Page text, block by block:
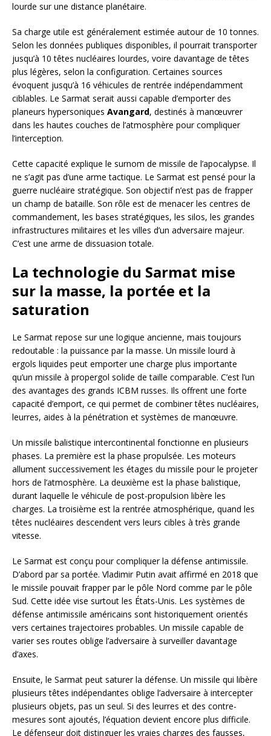
lourde sur une distance planétaire.
Sa charge utile est généralement estimée autour de 10 tonnes.
Selon les données publiques disponibles, il pourrait transporter
jusqu’à 10 têtes nucléaires lourdes, voire davantage de têtes
plus légères, selon la configuration. Certaines sources
évoquent jusqu’à 16 véhicules de rentrée indépendamment
ciblables. Le Sarmat serait aussi capable d’emporter des
planeurs hypersoniques Avangard, destinés à manœuvrer
dans les hautes couches de l’atmosphère pour compliquer
l’interception.
Cette capacité explique le surnom de missile de l’apocalypse. Il
ne s’agit pas d’une arme tactique. Le Sarmat est pensé pour la
guerre nucléaire stratégique. Son objectif n’est pas de frapper
un champ de bataille. Son rôle est de menacer les centres de
commandement, les bases stratégiques, les silos, les grandes
infrastructures militaires et les villes d’un adversaire majeur.
C’est une arme de dissuasion totale.
La technologie du Sarmat mise
sur la masse, la portée et la
saturation
Le Sarmat repose sur une logique ancienne, mais toujours
redoutable : la puissance par la masse. Un missile lourd à
ergols liquides peut emporter une charge plus importante
qu’un missile à propergol solide de taille comparable. C’est l’un
des avantages des grands ICBM russes. Ils offrent une forte
capacité d’emport, ce qui permet de combiner têtes nucléaires,
leurres, aides à la pénétration et systèmes de manœuvre.
Un missile balistique intercontinental fonctionne en plusieurs
phases. La première est la phase propulsée. Les moteurs
allument successivement les étages du missile pour le projeter
hors de l’atmosphère. La deuxième est la phase balistique,
durant laquelle le véhicule de post-propulsion libère les
charges. La troisième est la rentrée atmosphérique, quand les
têtes nucléaires descendent vers leurs cibles à très grande
vitesse.
Le Sarmat est conçu pour compliquer la défense antimissile.
D’abord par sa portée. Vladimir Putin avait affirmé en 2018 que
le missile pouvait frapper par le pôle Nord comme par le pôle
Sud. Cette idée vise surtout les États-Unis. Les systèmes de
défense antimissile américains sont historiquement orientés
vers certaines trajectoires probables. Un missile capable de
varier ses routes oblige l’adversaire à surveiller davantage
d’axes.
Ensuite, le Sarmat peut saturer la défense. Un missile qui libère
plusieurs têtes indépendantes oblige l’adversaire à intercepter
plusieurs objets, pas un seul. Si des leurres et des contre-
mesures sont ajoutés, l’équation devient encore plus difficile.
Le défenseur doit distinguer les vraies charges des fausses,